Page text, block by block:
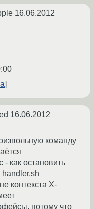
16.06.2012
16.06.2012
команду
как остановить
контекста Х-
потому что